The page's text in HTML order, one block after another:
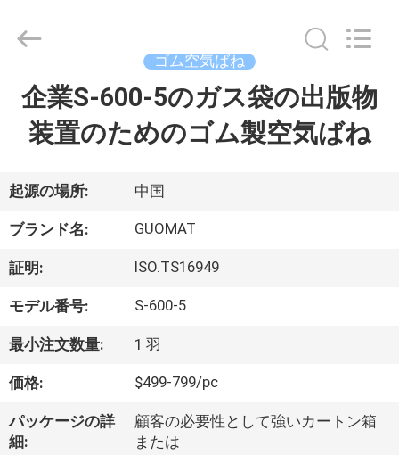
家
ロ
ダ
ク
ト
達
に
2026
GUANGZHOU
Reserved.
ゴム空気ばね
企業S-600-5のガス袋の出版物
装置のためのゴム製空気ばね
起源の場所: 中国
ブランド名: GUOMAT
証明: ISO.TS16949
モデル番号: S-600-5
最小注文数量: 1 羽
価格: $499-799/pc
パッケージの詳
細:
顧客の必要性として強いカートン箱
または